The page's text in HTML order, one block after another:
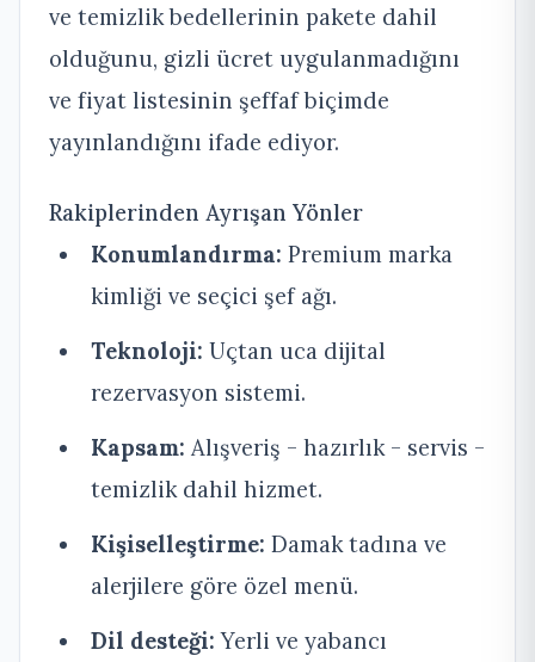
ve temizlik bedellerinin pakete dahil
olduğunu, gizli ücret uygulanmadığını
ve fiyat listesinin şeffaf biçimde
yayınlandığını ifade ediyor.
Rakiplerinden Ayrışan Yönler
Konumlandırma: Premium marka
kimliği ve seçici şef ağı.
Teknoloji: Uçtan uca dijital
rezervasyon sistemi.
Kapsam: Alışveriş - hazırlık - servis -
temizlik dahil hizmet.
Kişiselleştirme: Damak tadına ve
alerjilere göre özel menü.
Dil desteği:Yerli ve yabancı